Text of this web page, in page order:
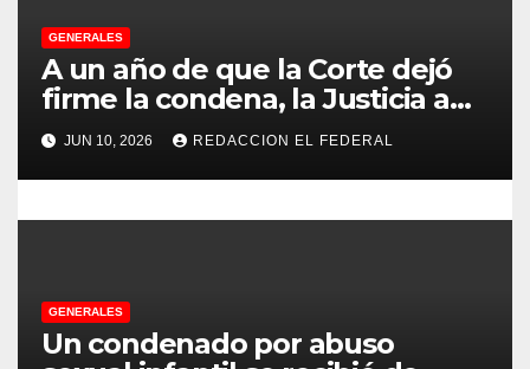
a
s
GENERALES
A un año de que la Corte dejó
firme la condena, la Justicia aún
no pudo decomisarle ni un peso
a CFK
JUN 10, 2026 REDACCION EL FEDERAL
GENERALES
Un condenado por abuso